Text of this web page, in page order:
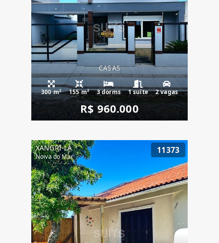
CASAS
300 m² 155 m² 3 dorms 1 suíte 2 vagas
R$ 960.000
XANGRI-LÁ
Noiva do Mar
11373